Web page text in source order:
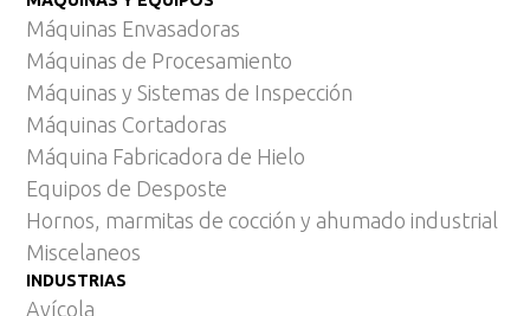
Máquinas Envasadoras
Máquinas de Procesamiento
Máquinas y Sistemas de Inspección
Máquinas Cortadoras
Máquina Fabricadora de Hielo
Equipos de Desposte
Hornos, marmitas de cocción y ahumado industrial
Miscelaneos
INDUSTRIAS
Avícola